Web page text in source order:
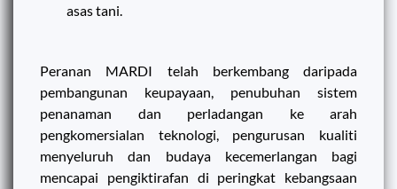
asas tani.
Peranan MARDI telah berkembang daripada
pembangunan keupayaan, penubuhan sistem
penanaman dan perladangan ke arah
pengkomersialan teknologi, pengurusan kualiti
menyeluruh dan budaya kecemerlangan bagi
mencapai pengiktirafan di peringkat kebangsaan